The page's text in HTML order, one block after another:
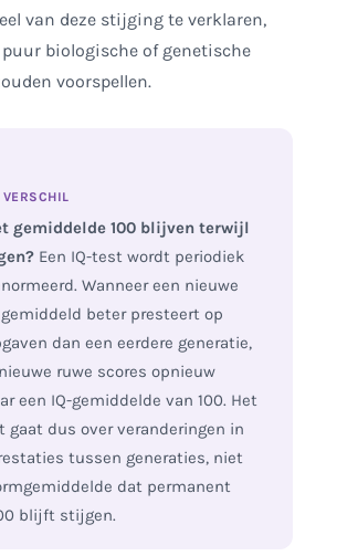
van deze stijging te verklaren,
biologische of genetische
voorspellen.
gemiddelde 100 blijven terwijl
Een IQ-test wordt periodiek
Wanneer een nieuwe
beter presteert op
dan een eerdere generatie,
ruwe scores opnieuw
een IQ-gemiddelde van 100. Het
gaat dus over veranderingen in
tussen generaties, niet
dat permanent
blijft stijgen.